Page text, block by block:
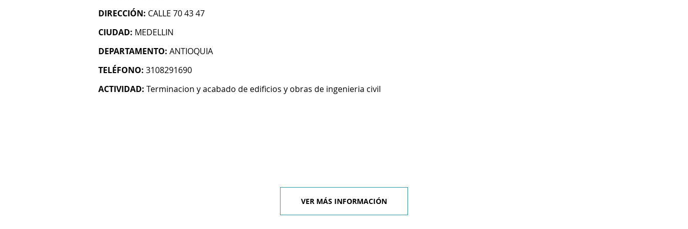
DIRECCIÓN: CALLE 70 43 47
CIUDAD: MEDELLIN
DEPARTAMENTO: ANTIOQUIA
TELÉFONO: 3108291690
ACTIVIDAD: Terminacion y acabado de edificios y obras de ingenieria civil
VER MÁS INFORMACIÓN